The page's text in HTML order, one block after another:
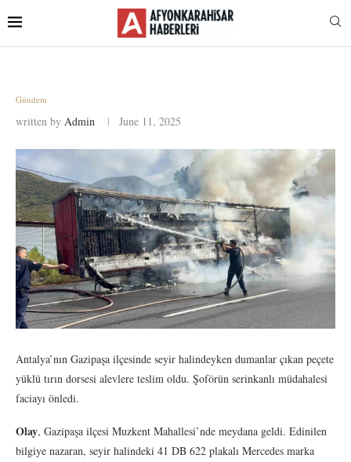
Gündem
written by Admin June 11, 2025
Antalya’nın Gazipaşa ilçesinde seyir halindeyken dumanlar çıkan peçete
yüklü tırın dorsesi alevlere teslim oldu. Şoförün serinkanlı müdahalesi
faciayı önledi.
Olay, Gazipaşa ilçesi Muzkent Mahallesi’nde meydana geldi. Edinilen
bilgiye nazaran, seyir halindeki 41 DB 622 plakalı Mercedes marka